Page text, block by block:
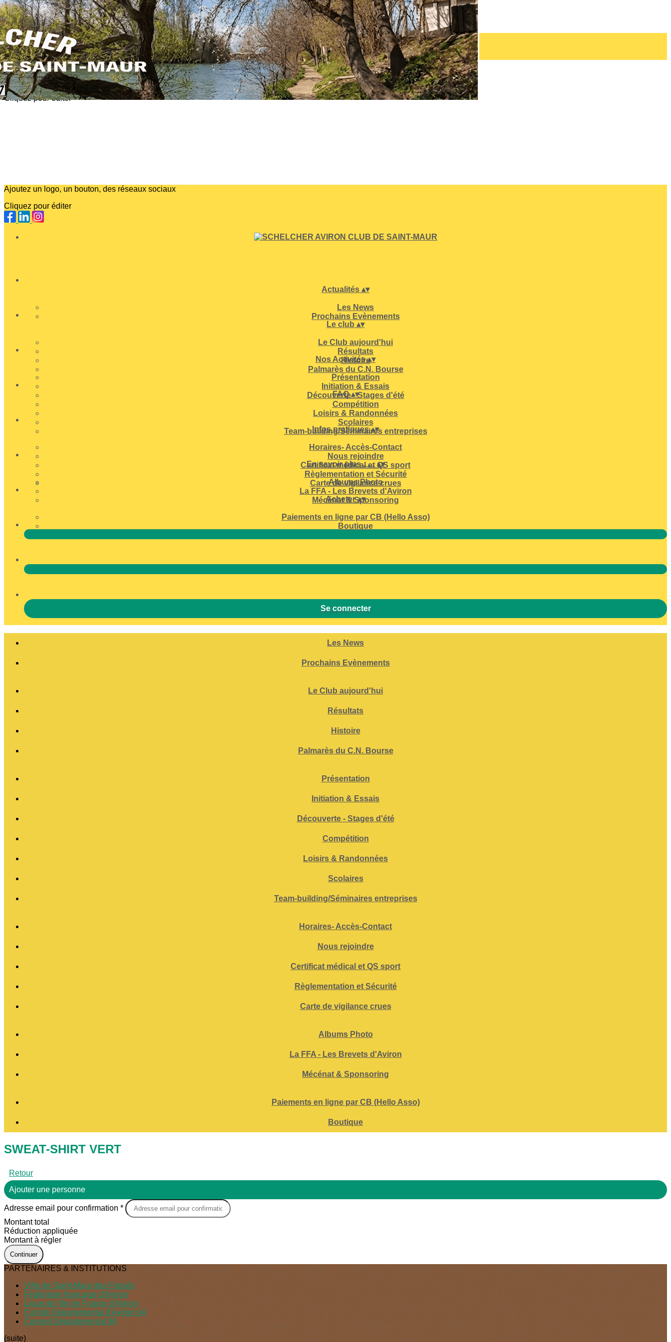
Exporter les lignes sélectionnées
Exporter toutes les colonnes
Exporter uniquement les colonnes affichées
Menu
?>
Images de la page d'accueil
Cliquez pour éditer
Ajoutez un logo, un bouton, des réseaux sociaux
Cliquez pour éditer
Actualités ▴▾
Les News
Prochains Evènements
Le club ▴▾
Le Club aujourd'hui
Résultats
Histoire
Palmarès du C.N. Bourse
Nos Activités▴▾
Présentation
Initiation & Essais
Découverte - Stages d'été
Compétition
Loisirs & Randonnées
Scolaires
Team-building/Séminaires entreprises
FAQ▴▾
Infos pratiques▴▾
Horaires- Accès-Contact
Nous rejoindre
Certificat médical et QS sport
Règlementation et Sécurité
Carte de vigilance crues
En savoir plus ...... ▴▾
Albums Photo
La FFA - Les Brevets d'Aviron
Mécénat & Sponsoring
Acheter▴▾
Paiements en ligne par CB (Hello Asso)
Boutique
Se connecter
Les News
Prochains Evènements
Le Club aujourd'hui
Résultats
Histoire
Palmarès du C.N. Bourse
Présentation
Initiation & Essais
Découverte - Stages d'été
Compétition
Loisirs & Randonnées
Scolaires
Team-building/Séminaires entreprises
Horaires- Accès-Contact
Nous rejoindre
Certificat médical et QS sport
Règlementation et Sécurité
Carte de vigilance crues
Albums Photo
La FFA - Les Brevets d'Aviron
Mécénat & Sponsoring
Paiements en ligne par CB (Hello Asso)
Boutique
SWEAT-SHIRT VERT
Retour
Ajouter une personne
Adresse email pour confirmation *
Montant total
Réduction appliquée
Montant à régler
Continuer
PARTENAIRES & INSTITUTIONS
Ville de Saint-Maur des Fossés
Fédération française d'Aviron
Ligue de l'Ile de France d'Aviron
Comité Départemental d'Aviron 94
Conseil Départemental 94
(suite)